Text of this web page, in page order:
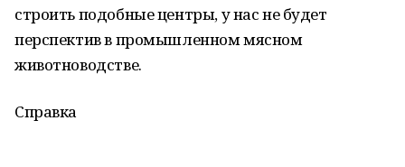
строить подобные центры, у нас не будет
перспектив в промышленном мясном
животноводстве.
Справка